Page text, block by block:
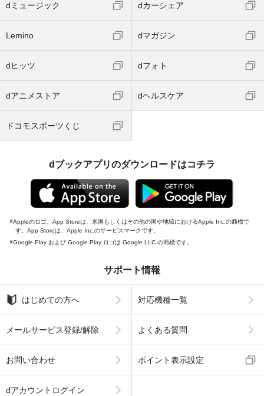
dミュージック dカーシェア
Lemino dマガジン
dヒッツ dフォト
dアニメストア dヘルスケア
ドコモスポーツくじ
dブックアプリのダウンロードはコチラ
Appleのロゴ、App Storeは、米国もしくはその他の国や地域におけるApple Inc.の商標で
す。App Storeは、Apple Inc.のサービスマークです。
Google Play および Google Play ロゴは Google LLC の商標です。
サポート情報
はじめての方へ 対応機種一覧
メールサービス登録/解除 よくある質問
お問い合わせ ポイント表示設定
dアカウントログイン